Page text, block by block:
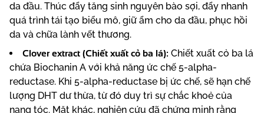
da đầu. Thúc đẩy tăng sinh nguyên bào sợi, đẩy nhanh
quá trình tái tạo biểu mô, giữ ẩm cho da đầu, phục hồi
da và chữa lành vết thương.
Clover extract (Chiết xuất cỏ ba lá): Chiết xuất cỏ ba lá
chứa Biochanin A với khả năng ức chế 5-alpha-
reductase. Khi 5-alpha-reductase bị ức chế, sẽ hạn chế
lượng DHT dư thừa, từ đó duy trì sự chắc khoẻ của
nang tóc. Mặt khác, nghiên cứu đã chứng minh rằng